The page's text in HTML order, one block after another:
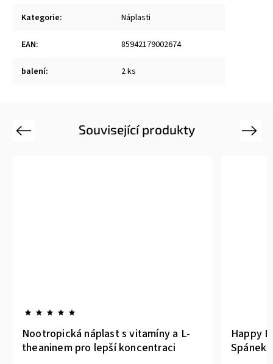
Kategorie: Náplasti
EAN: 85942179002674
balení: 2 ks
Související produkty
Previous
Nootropická náplast s vitamíny a L-
theaninem pro lepší koncentraci
Happy
Spánek
Next